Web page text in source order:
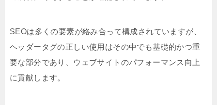
SEOは多くの要素が絡み合って構成されていますが、
ヘッダータグの正しい使用はその中でも基礎的かつ重
要な部分であり、ウェブサイトのパフォーマンス向上
に貢献します。